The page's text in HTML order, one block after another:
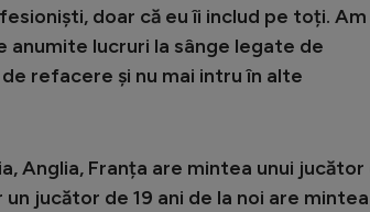
doar că eu îi includ pe toți. Am
lucruri la sânge legate de
refacere și nu mai intru în alte
Anglia, Franța are mintea unui jucător
jucător de 19 ani de la noi are mintea